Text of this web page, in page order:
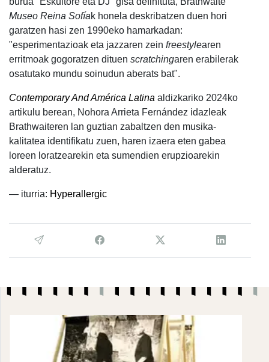
Museo Reina Sofíak honela deskribatzen duen hori
garatzen hasi zen 1990eko hamarkadan:
"esperimentazioak eta jazzaren zein freestylearen
erritmoak gogoratzen dituen scratchingaren erabilerak
osatutako mundu soinudun aberats bat".
Contemporary And América Latina aldizkariko 2024ko
artikulu berean, Nohora Arrieta Fernández idazleak
Brathwaiteren lan guztian zabaltzen den musika-
kalitatea identifikatu zuen, haren izaera eten gabea
loreen loratzearekin eta sumendien erupzioarekin
alderatuz.
— iturria: Hyperallergic